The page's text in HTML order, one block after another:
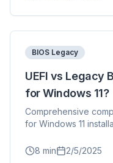
BIOS Legacy
UEFI vs Legacy
for Windows 11?
Comprehensive
for Windows 11
8 min 2/5/2025